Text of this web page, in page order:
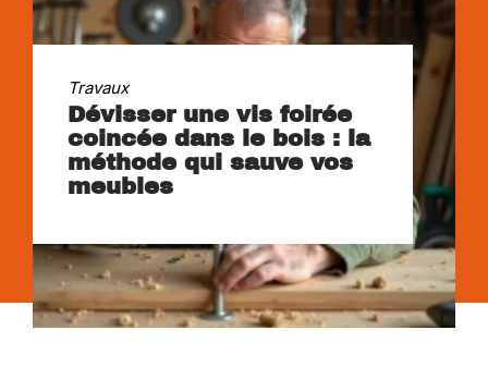
Travaux
Dévisser une vis foirée
coincée dans le bois : la
méthode qui sauve vos
meubles